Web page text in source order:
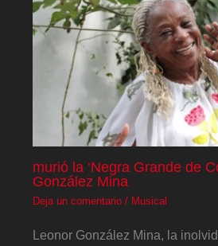
murió la ‘Negra Grande de
González Mina
Deja un comentario / Musical
Leonor González Mina, la